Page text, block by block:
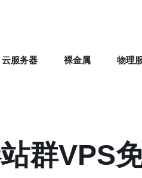
云服务器 裸金属 物理
群VPS